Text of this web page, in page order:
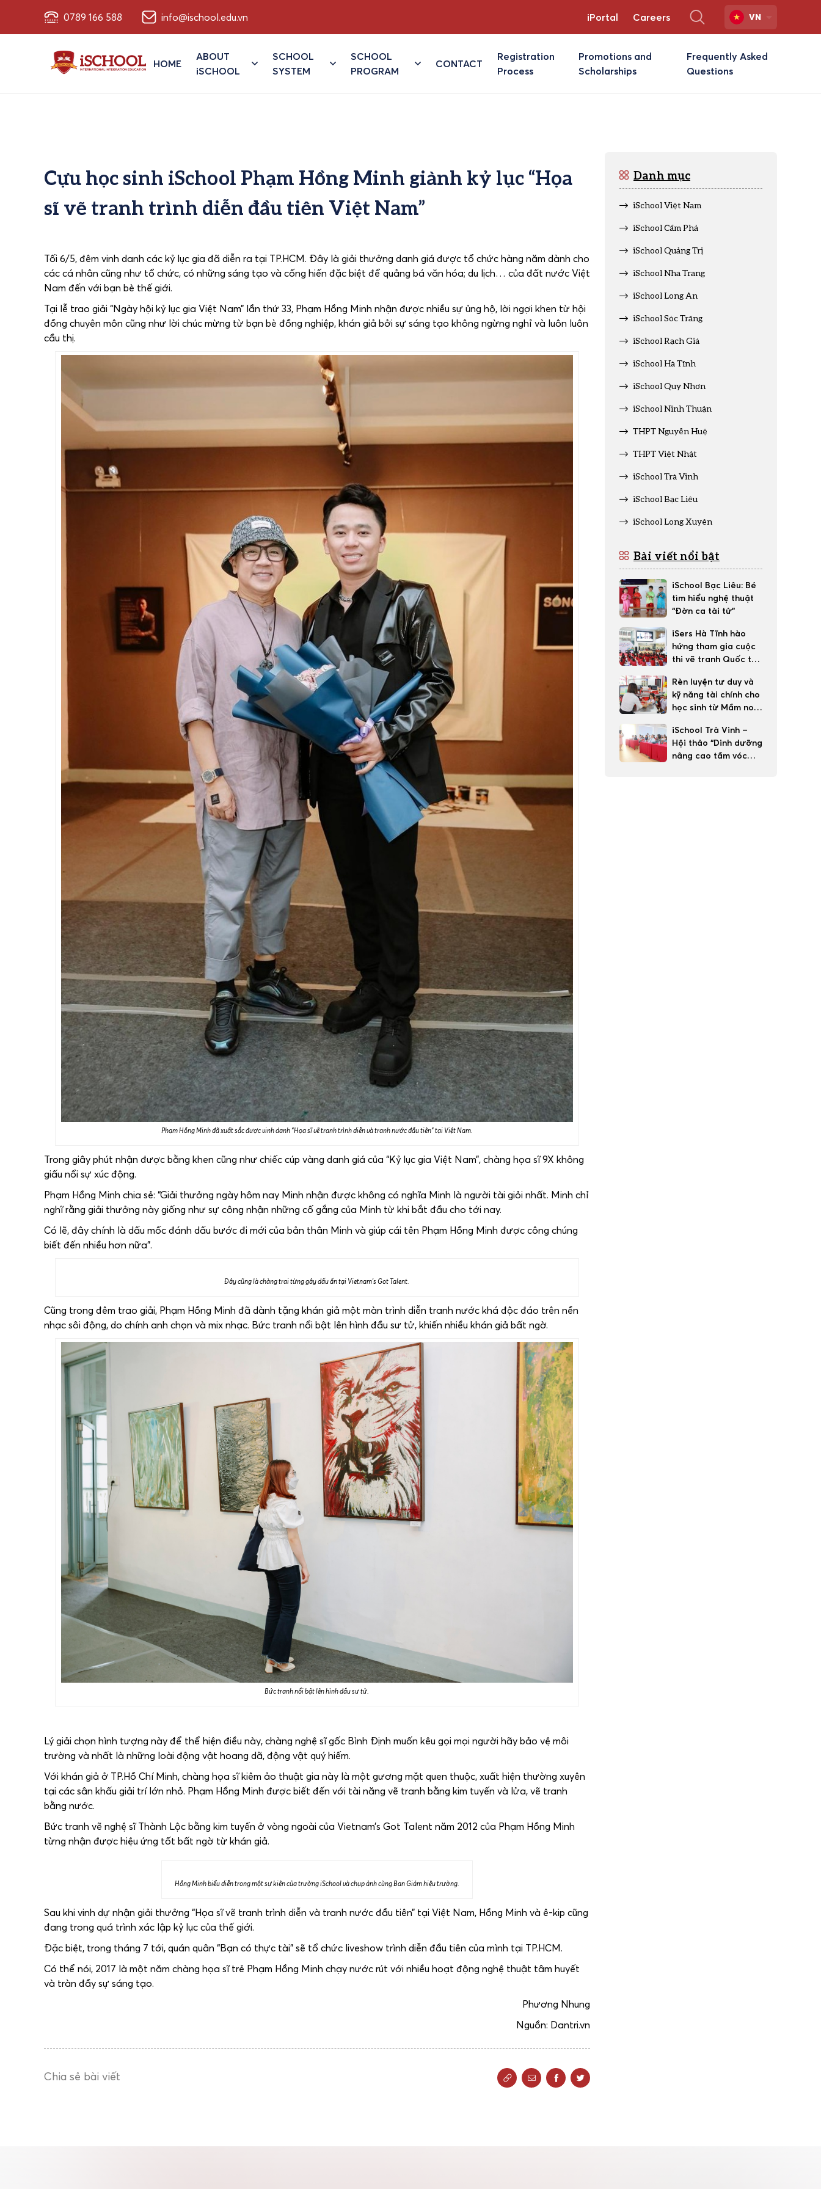
0789 166 588 info@ischool.edu.vn iPortal Careers VN
HOME
ABOUT
iSCHOOL
SCHOOL
SYSTEM
SCHOOL
PROGRAM
CONTACT
Registration
Process
Promotions and
Scholarships
Frequently Asked
Questions
Cựu học sinh iSchool Phạm Hồng Minh giành kỷ lục “Họa
sĩ vẽ tranh trình diễn đầu tiên Việt Nam”
Tối 6/5, đêm vinh danh các kỷ lục gia đã diễn ra tại TP.HCM. Đây là giải thưởng danh giá được tổ chức hàng năm dành cho
các cá nhân cũng như tổ chức, có những sáng tạo và cống hiến đặc biệt để quảng bá văn hóa; du lịch… của đất nước Việt
Nam đến với bạn bè thế giới.
Tại lễ trao giải “Ngày hội kỷ lục gia Việt Nam” lần thứ 33, Phạm Hồng Minh nhận được nhiều sự ủng hộ, lời ngợi khen từ hội
đồng chuyên môn cũng như lời chúc mừng từ bạn bè đồng nghiệp, khán giả bởi sự sáng tạo không ngừng nghỉ và luôn luôn
cầu thị.
Phạm Hồng Minh đã xuất sắc được vinh danh “Họa sĩ vẽ tranh trình diễn và tranh nước đầu tiên” tại Việt Nam.
Trong giây phút nhận được bằng khen cũng như chiếc cúp vàng danh giá của “Kỷ lục gia Việt Nam”, chàng họa sĩ 9X không
giấu nổi sự xúc động.
Phạm Hồng Minh chia sẻ: “Giải thưởng ngày hôm nay Minh nhận được không có nghĩa Minh là người tài giỏi nhất. Minh chỉ
nghĩ rằng giải thưởng này giống như sự công nhận những cố gắng của Minh từ khi bắt đầu cho tới nay.
Có lẽ, đây chính là dấu mốc đánh dấu bước đi mới của bản thân Minh và giúp cái tên Phạm Hồng Minh được công chúng
biết đến nhiều hơn nữa”.
Đây cũng là chàng trai từng gây dấu ấn tại Vietnam’s Got Talent.
Cũng trong đêm trao giải, Phạm Hồng Minh đã dành tặng khán giả một màn trình diễn tranh nước khá độc đáo trên nền
nhạc sôi động, do chính anh chọn và mix nhạc. Bức tranh nổi bật lên hình đầu sư tử, khiến nhiều khán giả bất ngờ.
Bức tranh nổi bật lên hình đầu sư tử.
Lý giải chọn hình tượng này để thể hiện điều này, chàng nghệ sĩ gốc Bình Định muốn kêu gọi mọi người hãy bảo vệ môi
trường và nhất là những loài động vật hoang dã, động vật quý hiếm.
Với khán giả ở TP.Hồ Chí Minh, chàng họa sĩ kiêm ảo thuật gia này là một gương mặt quen thuộc, xuất hiện thường xuyên
tại các sân khấu giải trí lớn nhỏ. Phạm Hồng Minh được biết đến với tài năng vẽ tranh bằng kim tuyến và lửa, vẽ tranh
bằng nước.
Bức tranh vẽ nghệ sĩ Thành Lộc bằng kim tuyến ở vòng ngoài của Vietnam’s Got Talent năm 2012 của Phạm Hồng Minh
từng nhận được hiệu ứng tốt bất ngờ từ khán giả.
Hồng Minh biểu diễn trong một sự kiện của trường iSchool và chụp ảnh cùng Ban Giám hiệu trường.
Sau khi vinh dự nhận giải thưởng “Họa sĩ vẽ tranh trình diễn và tranh nước đầu tiên” tại Việt Nam, Hồng Minh và ê-kip cũng
đang trong quá trình xác lập kỷ lục của thế giới.
Đặc biệt, trong tháng 7 tới, quán quân “Bạn có thực tài” sẽ tổ chức liveshow trình diễn đầu tiên của mình tại TP.HCM.
Có thể nói, 2017 là một năm chàng họa sĩ trẻ Phạm Hồng Minh chạy nước rút với nhiều hoạt động nghệ thuật tâm huyết
và tràn đầy sự sáng tạo.
Phương Nhung
Nguồn: Dantri.vn
Chia sẻ bài viết
Danh mục
iSchool Việt Nam
iSchool Cẩm Phả
iSchool Quảng Trị
iSchool Nha Trang
iSchool Long An
iSchool Sóc Trăng
iSchool Rạch Giá
iSchool Hà Tĩnh
iSchool Quy Nhơn
iSchool Ninh Thuận
THPT Nguyễn Huệ
THPT Việt Nhật
iSchool Trà Vinh
iSchool Bạc Liêu
iSchool Long Xuyên
Bài viết nổi bật
iSchool Bạc Liêu: Bé
tìm hiểu nghệ thuật
“Đờn ca tài tử”
iSers Hà Tĩnh hào
hứng tham gia cuộc
thi vẽ tranh Quốc tế
mơ ước”
Rèn luyện tư duy và
kỹ năng tài chính cho
học sinh từ Mầm non,
iSchool Trà Vinh –
Hội thảo “Dinh dưỡng
nâng cao tầm vóc